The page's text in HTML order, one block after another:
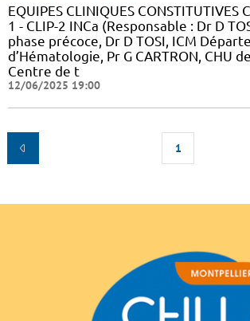
EQUIPES CLINIQUES
1 - CLIP-2 INCa (Responsable : Dr D
phase précoce, Dr D TOSI, ICM
d’Hématologie, Pr G CARTRON, CHU
Centre de t
12/06/2025 19:00
1